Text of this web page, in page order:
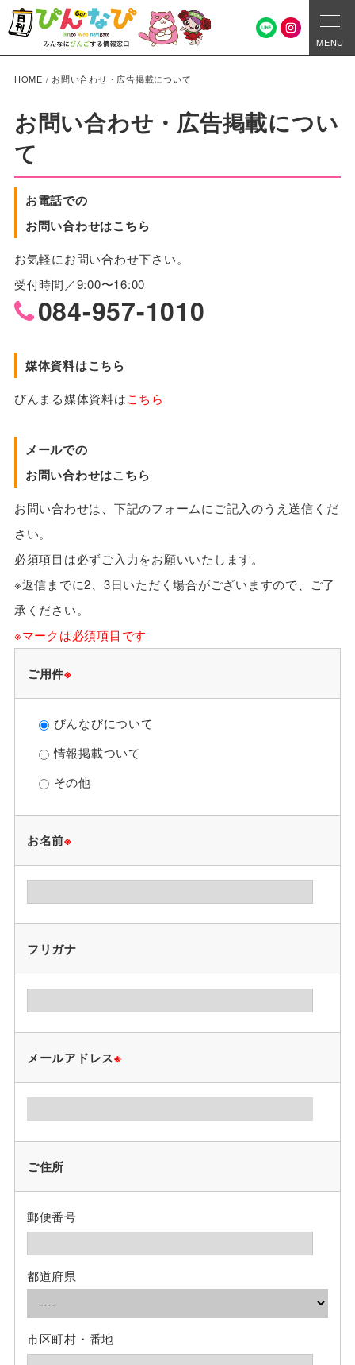
MENU
HOME / お問い合わせ・広告掲載について
お問い合わせ・広告掲載につい
て
お電話での
お問い合わせはこちら
お気軽にお問い合わせ下さい。
受付時間／9:00〜16:00
084-957-1010
媒体資料はこちら
びんまる媒体資料はこちら
メールでの
お問い合わせはこちら
お問い合わせは、下記のフォームにご記入のうえ送信くだ
さい。
必須項目は必ずご入力をお願いいたします。
※返信までに2、3日いただく場合がございますので、ご了
承ください。
※マークは必須項目です
ご用件※
びんなびについて
情報掲載ついて
その他
お名前※
フリガナ
メールアドレス※
ご住所
郵便番号
都道府県
市区町村・番地